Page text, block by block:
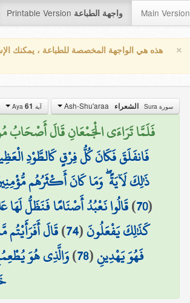
Printable Version واجهة الطباعة Main Version
× هذه هي الواجهة المخصصة للطباعة ، يمكنك
سورة Sura الشعراء آية Aya 61
فَلَمَّا تَرَاءَى الْجَمْعَانِ قَالَ أَصْحَابُ
فَانفَلَقَ فَكَانَ كُلُّ فِرْقٍ كَالطَّوْدِ
ذَٰلِكَ لَآيَةً ۖ وَمَا كَانَ أَكْثَرُهُم
(
70
)قَالُوا نَعْبُدُ أَصْنَامًا فَنَظَلُّ لَهَا
كَذَٰلِكَ يَفْعَلُونَ(
74
)قَالَ
فَهُوَ يَهْدِينِ(
78
)وَالَّذِي هُوَ